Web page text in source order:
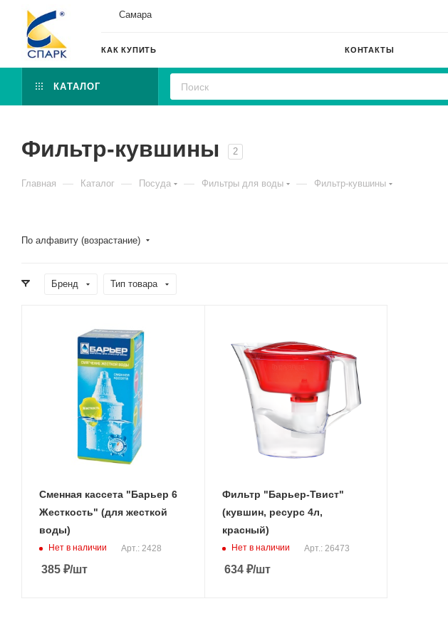
Самара
КАК КУПИТЬ КОНТАКТЫ
КАТАЛОГ
Фильтр-кувшины 2
Главная — Каталог — Посуда — Фильтры для воды — Фильтр-кувшины
По алфавиту (возрастание)
Бренд Тип товара
Сменная кассета "Барьер 6
Жесткость" (для жесткой
воды)
Нет в наличии Арт.: 2428
385 ₽/шт
Фильтр "Барьер-Твист"
(кувшин, ресурс 4л,
красный)
Нет в наличии Арт.: 26473
634₽/шт